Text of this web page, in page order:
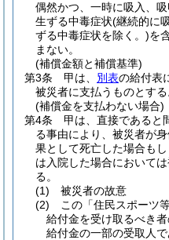
偶然かつ、一時に吸入、
生ずる中毒症状(継続的に
ずる中毒症状を除く。)を
まない。
(補償金額と補償基準)
第3条
甲は、 別表の給付表
被災者に支払うものとする
(補償金を支払わない場合)
第4条
甲は、直接であると
る事由により、被災者が
果として死亡した場合も
は入院した場合において
る。
(1)
被災者の故意
(2)
この「住民スポーツ
給付金を受け取るべき者
給付金の一部の受取人